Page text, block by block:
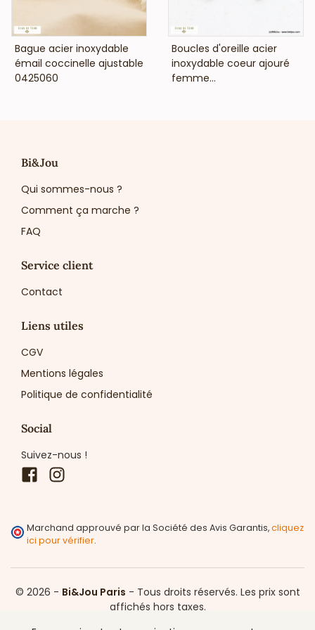
VOIR LE PRIX
Bague acier inoxydable
émail coccinelle ajustable
0425060
VOIR LE PRIX
Boucles d'oreille acier
inoxydable coeur ajouré
femme...
Bi&Jou
Qui sommes-nous ?
Comment ça marche ?
FAQ
Service client
Contact
Liens utiles
CGV
Mentions légales
Politique de confidentialité
Social
Suivez-nous !
Facebook
Marchand approuvé par la Société des Avis Garantis,cliquez
ici pour vérifier.
© 2026 - Bi&Jou Paris - Tous droits réservés. Les prix sont
affichés hors taxes.